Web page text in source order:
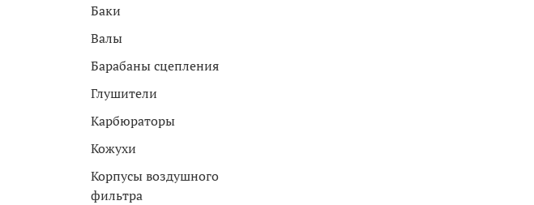
Баки
Валы
Барабаны сцепления
Глушители
Карбюраторы
Кожухи
Корпусы воздушного
фильтра